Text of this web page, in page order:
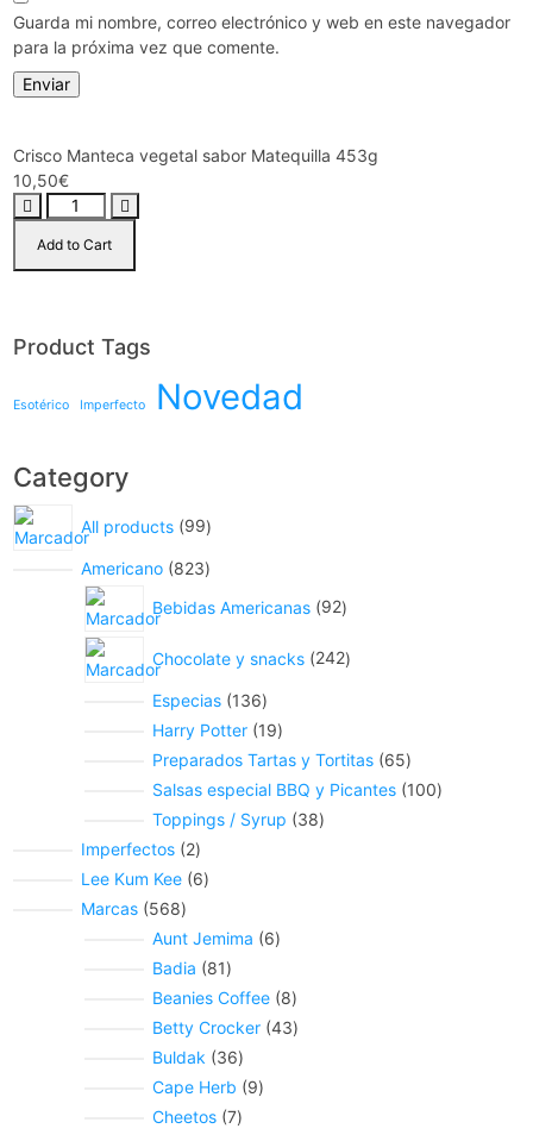
Guarda mi nombre, correo electrónico y web en este navegador
para la próxima vez que comente.
Crisco Manteca vegetal sabor Matequilla 453g
10,50€
Add to Cart
Product Tags
Esotérico Imperfecto Novedad
Category
All products 99
Americano 823
Bebidas Americanas 92
Chocolate y snacks 242
Especias 136
Harry Potter 19
Preparados Tartas y Tortitas 65
Salsas especial BBQ y Picantes 100
Toppings / Syrup 38
Imperfectos 2
Lee Kum Kee 6
Marcas 568
Aunt Jemima 6
Badia 81
Beanies Coffee 8
Betty Crocker 43
Buldak 36
Cape Herb 9
Cheetos 7